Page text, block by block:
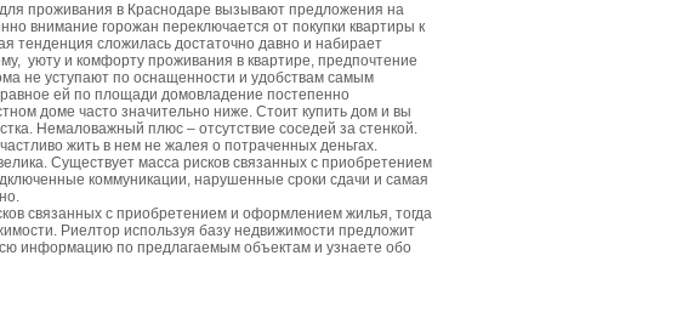
проживания в Краснодаре вызывают предложения на
внимание горожан переключается от покупки квартиры к
тенденция сложилась достаточно давно и набирает
уюту и комфорту проживания в квартире, предпочтение
не уступают по оснащенности и удобствам самым
ей по площади домовладение постепенно
доме часто значительно ниже. Стоит купить дом и вы
Немаловажный плюс – отсутствие соседей за стенкой.
жить в нем не жалея о потраченных деньгах.
Существует масса рисков связанных с приобретением
коммуникации, нарушенные сроки сдачи и самая
связанных с приобретением и оформлением жилья, тогда
Риелтор используя базу недвижимости предложит
информацию по предлагаемым объектам и узнаете обо